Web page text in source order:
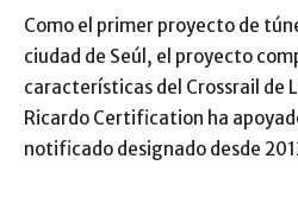
Como el primer proyecto de
ciudad de Seúl, el proyecto
características del Crossrail de
Ricardo Certification ha
notificado designado desde